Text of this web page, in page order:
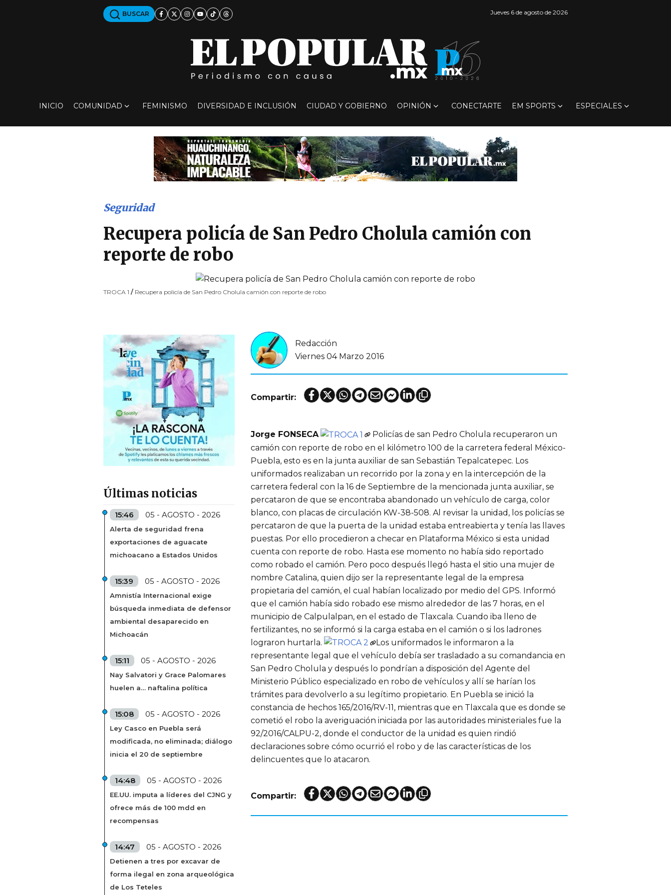
BUSCAR Jueves 6 de agosto de 2026
INICIO COMUNIDAD FEMINISMO DIVERSIDAD E INCLUSIÓN CIUDAD Y GOBIERNO OPINIÓN CONECTARTE EM SPORTS ESPECIALES
TROCA 1 / Recupera policía de San Pedro Cholula camión con reporte de robo
Seguridad
Recupera policía de San Pedro Cholula camión con
reporte de robo
Últimas noticias
15:46 05 - AGOSTO - 2026
Alerta de seguridad frena
exportaciones de aguacate
michoacano a Estados Unidos
15:39 05 - AGOSTO - 2026
Amnistía Internacional exige
búsqueda inmediata de defensor
ambiental desaparecido en
Michoacán
15:11 05 - AGOSTO - 2026
Nay Salvatori y Grace Palomares
huelen a… naftalina política
15:08 05 - AGOSTO - 2026
Ley Casco en Puebla será
modificada, no eliminada; diálogo
inicia el 20 de septiembre
14:48 05 - AGOSTO - 2026
EE.UU. imputa a líderes del CJNG y
ofrece más de 100 mdd en
recompensas
14:47 05 - AGOSTO - 2026
Detienen a tres por excavar de
forma ilegal en zona arqueológica
de Los Teteles
Redacción
Viernes 04 Marzo 2016
Compartir:
Jorge FONSECA
Policías de san Pedro Cholula recuperaron un
camión con reporte de robo en el kilómetro 100 de la carretera federal México-
Puebla, esto es en la junta auxiliar de san Sebastián Tepalcatepec. Los
uniformados realizaban un recorrido por la zona y en la intercepción de la
carretera federal con la 16 de Septiembre de la mencionada junta auxiliar, se
percataron de que se encontraba abandonado un vehículo de carga, color
blanco, con placas de circulación KW-38-508. Al revisar la unidad, los policías se
percataron de que la puerta de la unidad estaba entreabierta y tenía las llaves
puestas. Por ello procedieron a checar en Plataforma México si esta unidad
cuenta con reporte de robo. Hasta ese momento no había sido reportado
como robado el camión. Pero poco después llegó hasta el sitio una mujer de
nombre Catalina, quien dijo ser la representante legal de la empresa
propietaria del camión, el cual habían localizado por medio del GPS. Informó
que el camión había sido robado ese mismo alrededor de las 7 horas, en el
municipio de Calpulalpan, en el estado de Tlaxcala. Cuando iba lleno de
fertilizantes, no se informó si la carga estaba en el camión o si los ladrones
lograron hurtarla.
Los uniformados le informaron a la
representante legal que el vehículo debía ser trasladado a su comandancia en
San Pedro Cholula y después lo pondrían a disposición del Agente del
Ministerio Público especializado en robo de vehículos y allí se harían los
trámites para devolverlo a su legítimo propietario. En Puebla se inició la
constancia de hechos 165/2016/RV-11, mientras que en Tlaxcala que es donde se
cometió el robo la averiguación iniciada por las autoridades ministeriales fue la
92/2016/CALPU-2, donde el conductor de la unidad es quien rindió
declaraciones sobre cómo ocurrió el robo y de las características de los
delincuentes que lo atacaron.
Compartir: